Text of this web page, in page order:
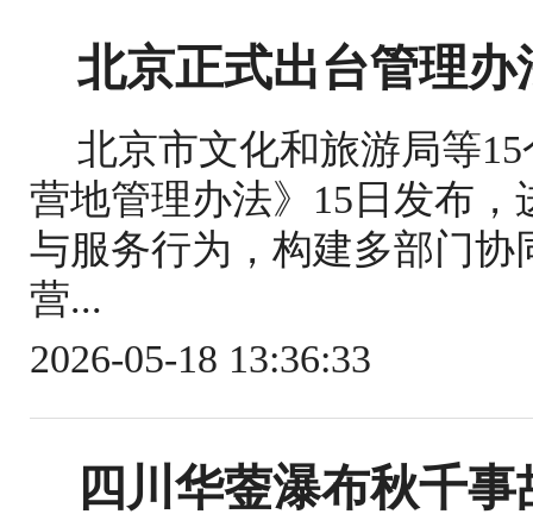
北京正式出台管理
北京市文化和旅游局等
营地管理办法》15日发布
与服务行为，构建多部门
营...
2026-05-18 13:36:33
四川华蓥瀑布秋千